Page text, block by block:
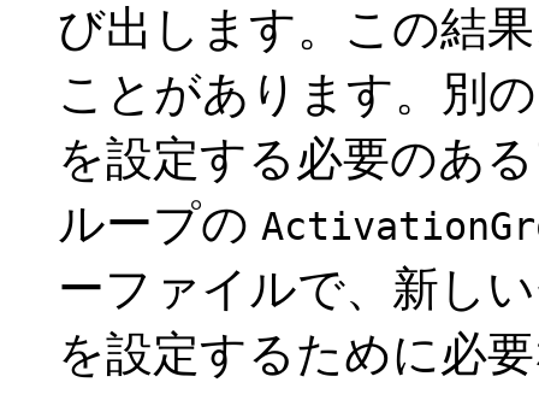
び出します。この結
ことがあります。別
を設定する必要のあ
ループの
ーファイルで、新し
を設定するために必